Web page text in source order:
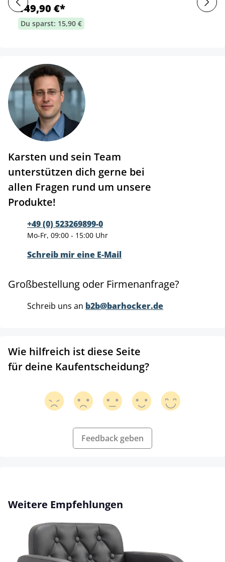
149,90 €*
Du sparst: 15,90 €
Karsten und sein Team
unterstützen dich gerne bei
allen Fragen rund um unsere
Produkte!
+49 (0) 523269899-0
Mo-Fr, 09:00 - 15:00 Uhr
Schreib mir eine E-Mail
Großbestellung oder Firmenanfrage?
Schreib uns an b2b@barhocker.de
Wie hilfreich ist diese Seite
für deine Kaufentscheidung?
Feedback geben
Produktgalerie überspringen
Weitere Empfehlungen